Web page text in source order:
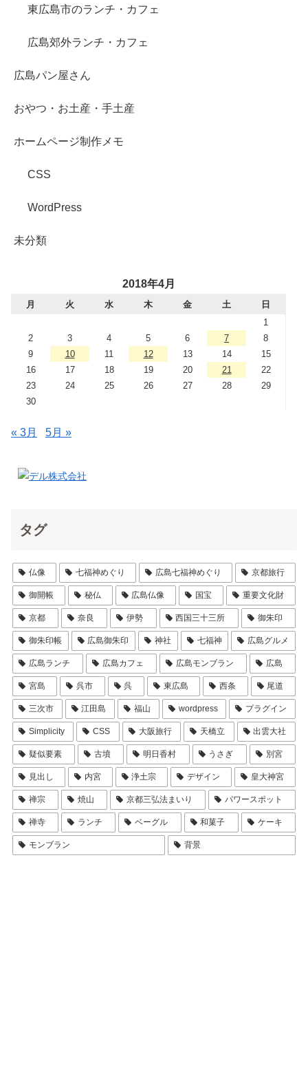
東広島市のランチ・カフェ
広島郊外ランチ・カフェ
広島パン屋さん
おやつ・お土産・手土産
ホームページ制作メモ
CSS
WordPress
未分類
2018年4月
月 火 水 木 金 土
日
1
2
3 4 5 6 7
8
9
10 11 12 13 14
15
16
17 18 19 20 21
22
23
24 25 26 27 28
29
30
« 3月 5月 »
タグ
仏像 七福神めぐり 広島七福神めぐり 京都旅行
御開帳 秘仏 広島仏像 国宝 重要文化財
京都 奈良 伊勢 西国三十三所 御朱印
御朱印帳 広島御朱印 神社 七福神 広島グルメ
広島ランチ 広島カフェ 広島モンブラン 広島
宮島 呉市 呉 東広島 西条 尾道
三次市 江田島 福山 wordpress プラグイン
Simplicity CSS 大阪旅行 天橋立 出雲大社
疑似要素 古墳 明日香村 うさぎ 別宮
見出し 内宮 浄土宗 デザイン 皇大神宮
禅宗 焼山 京都三弘法まいり パワースポット
禅寺 ランチ ベーグル 和菓子 ケーキ
モンブラン 背景